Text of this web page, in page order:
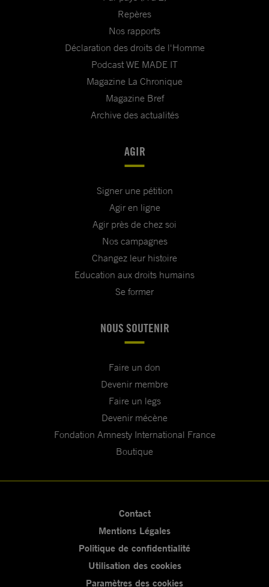
Repères
Nos rapports
Déclaration des droits de l'Homme
Podcast WE MADE IT
Magazine La Chronique
Magazine Bref
Archive des actualités
AGIR
Signer une pétition
Agir en ligne
Agir près de chez soi
Nos campagnes
Changez leur histoire
Education aux droits humains
Se former
NOUS SOUTENIR
Faire un don
Devenir membre
Faire un legs
Devenir mécène
Fondation Amnesty International France
Boutique
Contact
Mentions Légales
Politique de confidentialité
Utilisation des cookies
Paramètres des cookies